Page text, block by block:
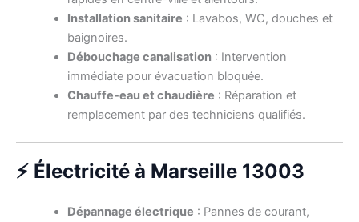
Installation sanitaire : Lavabos, WC, douches et
baignoires.
Débouchage canalisation: Intervention
immédiate pour évacuation bloquée.
Chauffe-eau et chaudière : Réparation et
remplacement par des techniciens qualifiés.
⚡ Électricité à Marseille 13003
Dépannage électrique : Pannes de courant,